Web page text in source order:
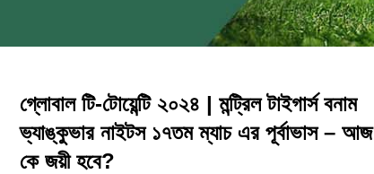
গ্লোবাল টি-টোয়েন্টি ২০২৪ | মন্ট্রিল টাইগার্স বনাম
ভ্যাঙ্কুভার নাইটস ১৭তম ম্যাচ এর পূর্বাভাস – আজ
কে জয়ী হবে?